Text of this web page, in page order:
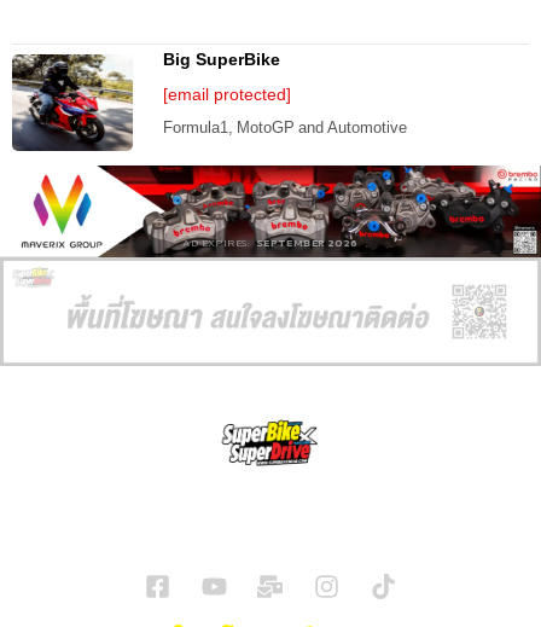
Big SuperBike
[email protected]
Formula1, MotoGP and Automotive
AD EXPIRES: SEPTEMBER 2026